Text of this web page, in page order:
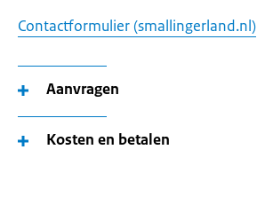
Contactformulier (smallingerland.nl)
Aanvragen
Kosten en betalen